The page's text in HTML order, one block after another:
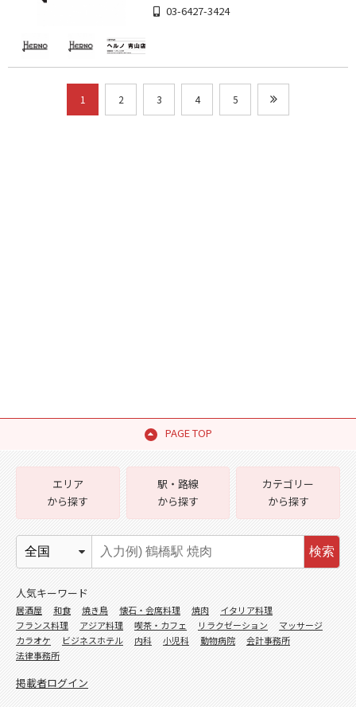
03-6427-3424
1 2 3 4 5
PAGE TOP
エリア
から探す
駅・路線
から探す
カテゴリー
から探す
検索
人気キーワード
居酒屋 和食 焼き鳥 懐石・会席料理 焼肉
イタリア料理
フランス料理
アジア料理 喫茶・カフェ リラクゼーション
マッサージ
カラオケ
ビジネスホテル 内科 小児科 動物病院
会計事務所
法律事務所
掲載者ログイン